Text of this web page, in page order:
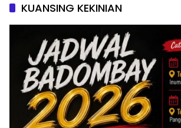
KUANSING KEKINIAN